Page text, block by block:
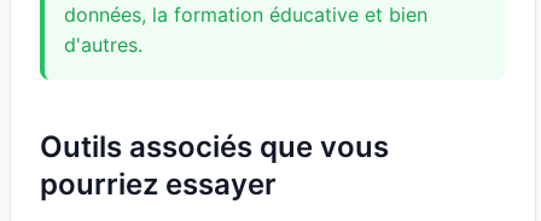
données, la formation éducative et bien
d'autres.
Outils associés que vous
pourriez essayer